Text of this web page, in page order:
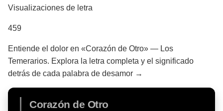
Visualizaciones de letra
459
Entiende el dolor en «Corazón de Otro» — Los
Temerarios. Explora la letra completa y el significado
detrás de cada palabra de desamor →
Corazón de Otro